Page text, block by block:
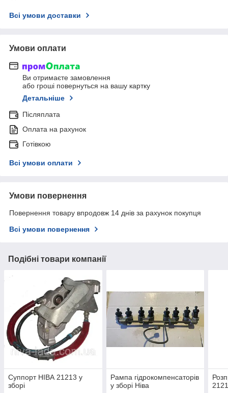
Всі умови доставки
Умови оплати
Ви отримаєте замовлення
або гроші повернуться на вашу картку
Детальніше
Післяплата
Оплата на рахунок
Готівкою
Всі умови оплати
Умови повернення
Повернення товару впродовж 14 днів за рахунок покупця
Всі умови повернення
Подібні товари компанії
Суппорт НІВА 21213 у
зборі
Рампа гідрокомпенсаторів
у зборі Ніва